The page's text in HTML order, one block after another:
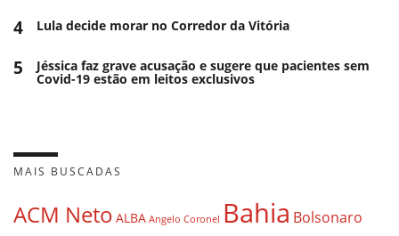
4 Lula decide morar no Corredor da Vitória
5 Jéssica faz grave acusação e sugere que pacientes sem
Covid-19 estão em leitos exclusivos
MAIS BUSCADAS
ACM Neto ALBA Angelo Coronel Bahia Bolsonaro